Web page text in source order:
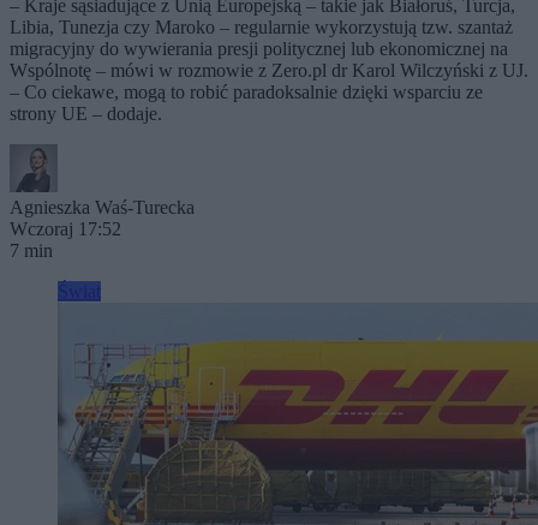
– Kraje sąsiadujące z Unią Europejską – takie jak Białoruś, Turcja,
Libia, Tunezja czy Maroko – regularnie wykorzystują tzw. szantaż
migracyjny do wywierania presji politycznej lub ekonomicznej na
Wspólnotę – mówi w rozmowie z Zero.pl dr Karol Wilczyński z UJ.
– Co ciekawe, mogą to robić paradoksalnie dzięki wsparciu ze
strony UE – dodaje.
Agnieszka Waś-Turecka
Wczoraj 17:52
7 min